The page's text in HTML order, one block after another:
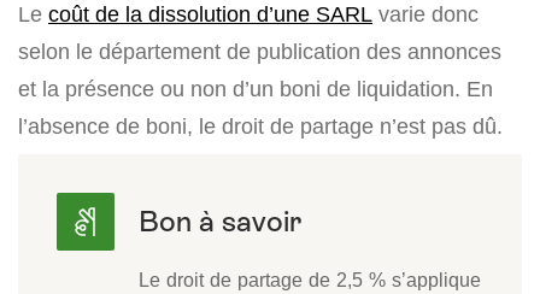
Le coût de la dissolution d’une SARL varie donc
selon le département de publication des annonces
et la présence ou non d’un boni de liquidation. En
l’absence de boni, le droit de partage n’est pas dû.
Le droit de partage de 2,5 % s’applique